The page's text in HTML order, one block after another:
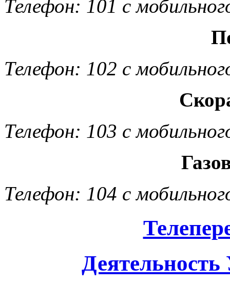
Телефон: 101 с
Телефон: 102 с
Телефон: 103 с
Телефон: 104 с